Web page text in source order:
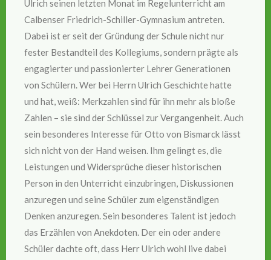
Ulrich seinen letzten Monat im Regelunterricht am
Calbenser Friedrich-Schiller-Gymnasium antreten.
Dabei ist er seit der Gründung der Schule nicht nur
fester Bestandteil des Kollegiums, sondern prägte als
engagierter und passionierter Lehrer Generationen
von Schülern. Wer bei Herrn Ulrich Geschichte hatte
und hat, weiß: Merkzahlen sind für ihn mehr als bloße
Zahlen – sie sind der Schlüssel zur Vergangenheit. Auch
sein besonderes Interesse für Otto von Bismarck lässt
sich nicht von der Hand weisen. Ihm gelingt es, die
Leistungen und Widersprüche dieser historischen
Person in den Unterricht einzubringen, Diskussionen
anzuregen und seine Schüler zum eigenständigen
Denken anzuregen. Sein besonderes Talent ist jedoch
das Erzählen von Anekdoten. Der ein oder andere
Schüler dachte oft, dass Herr Ulrich wohl live dabei